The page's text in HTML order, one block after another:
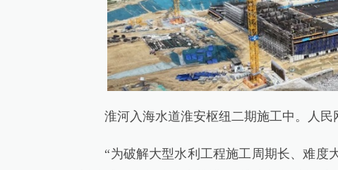
淮河入海水道淮安枢纽二期施工中。人民
“为破解大型水利工程施工周期长、难度